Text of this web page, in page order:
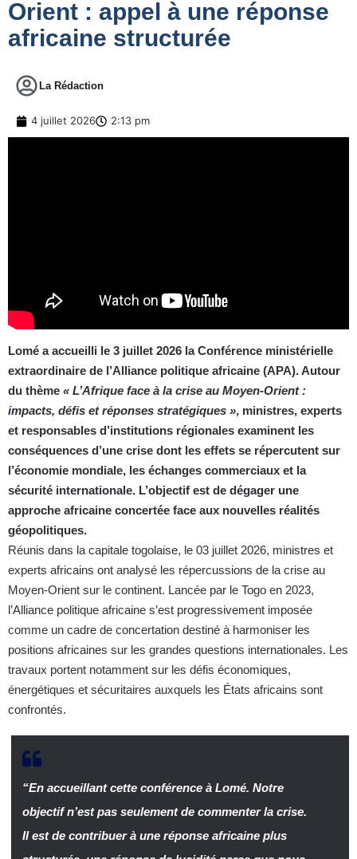
Orient : appel à une réponse
africaine structurée
La Rédaction
4 juillet 2026 2:13 pm
Lomé a accueilli le 3 juillet 2026 la Conférence ministérielle
extraordinaire de l’Alliance politique africaine (APA). Autour
du thème « L’Afrique face à la crise au Moyen-Orient :
impacts, défis et réponses stratégiques », ministres, experts
et responsables d’institutions régionales examinent les
conséquences d’une crise dont les effets se répercutent sur
l’économie mondiale, les échanges commerciaux et la
sécurité internationale. L’objectif est de dégager une
approche africaine concertée face aux nouvelles réalités
géopolitiques.
Réunis dans la capitale togolaise, le 03 juillet 2026, ministres et
experts africains ont analysé les répercussions de la crise au
Moyen-Orient sur le continent. Lancée par le Togo en 2023,
l’Alliance politique africaine s’est progressivement imposée
comme un cadre de concertation destiné à harmoniser les
positions africaines sur les grandes questions internationales. Les
travaux portent notamment sur les défis économiques,
énergétiques et sécuritaires auxquels les États africains sont
confrontés.
“En accueillant cette conférence à Lomé. Notre
objectif n’est pas seulement de commenter la crise.
Il est de contribuer à une réponse africaine plus